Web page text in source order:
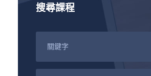
搜尋課程